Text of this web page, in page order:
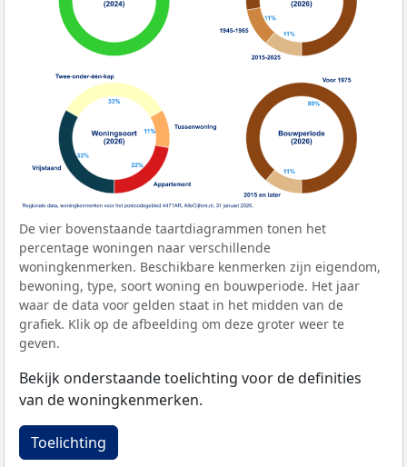
De vier bovenstaande taartdiagrammen tonen het
percentage woningen naar verschillende
woningkenmerken. Beschikbare kenmerken zijn eigendom,
bewoning, type, soort woning en bouwperiode. Het jaar
waar de data voor gelden staat in het midden van de
grafiek. Klik op de afbeelding om deze groter weer te
geven.
Bekijk onderstaande toelichting voor de definities
van de woningkenmerken.
Toelichting